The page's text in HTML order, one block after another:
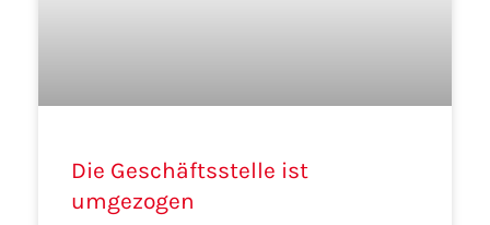
Die Geschäftsstelle ist
umgezogen